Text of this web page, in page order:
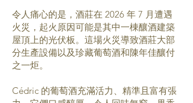
令人痛心的是，酒莊在 2026 年 7 月遭遇
火災，起火原因可能是其中一棟釀酒建築
屋頂上的光伏板。這場火災導致酒莊大部
分生產設備以及珍藏葡萄酒和陳年佳釀付
之一炬。
Cédric 的葡萄酒充滿活力、精準且富有張